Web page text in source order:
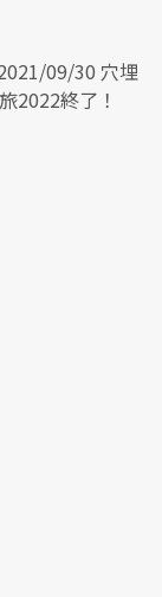
09/30 穴埋
2022終了！